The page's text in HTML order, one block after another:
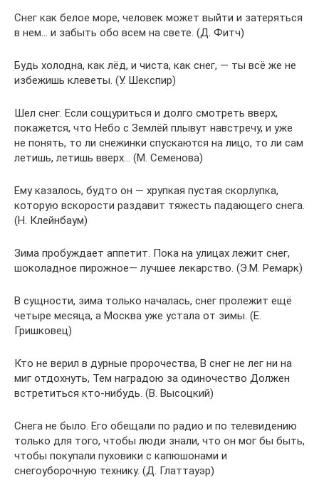
Снег как белое море, человек может выйти и затеряться
в нем… и забыть обо всем на свете. (Д. Фитч)
Будь холодна, как лёд, и чиста, как снег, — ты всё же не
избежишь клеветы. (У. Шекспир)
Шел снег. Если сощуриться и долго смотреть вверх,
покажется, что Небо с Землёй плывут навстречу, и уже
не понять, то ли снежинки спускаются на лицо, то ли сам
летишь, летишь вверх… (М. Семенова)
Ему казалось, будто он — хрупкая пустая скорлупка,
которую вскорости раздавит тяжесть падающего снега.
(Н. Клейнбаум)
Зима пробуждает аппетит. Пока на улицах лежит снег,
шоколадное пирожное— лучшее лекарство. (Э.М. Ремарк)
В сущности, зима только началась, снег пролежит ещё
четыре месяца, а Москва уже устала от зимы. (Е.
Гришковец)
Кто не верил в дурные пророчества, В снег не лег ни на
миг отдохнуть, Тем наградою за одиночество Должен
встретиться кто-нибудь. (В. Высоцкий)
Снега не было. Его обещали по радио и по телевидению
только для того, чтобы люди знали, что он мог бы быть,
чтобы покупали пуховики с капюшонами и
снегоуборочную технику. (Д. Глаттауэр)